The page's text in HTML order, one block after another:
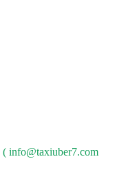
( info@taxiuber7.com